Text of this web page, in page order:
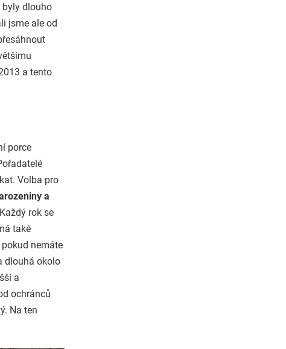
byly dlouho
jsme ale od
a tento
porce
Volba pro
a
Každý rok se
také
nemáte
dlouhá okolo
a
ochránců
Na ten